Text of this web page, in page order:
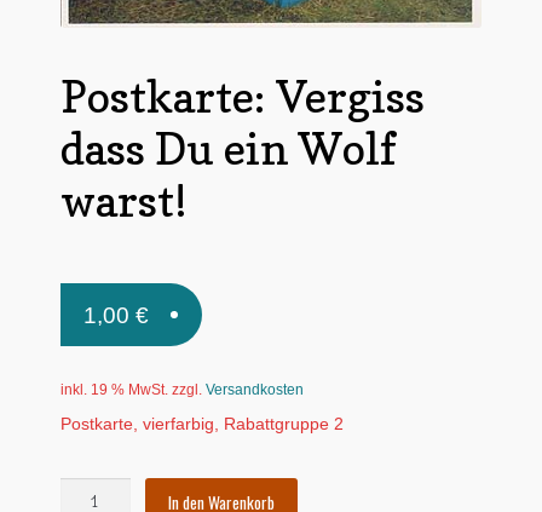
Schnäppchen
Dies + Das
Regional
Produkte nach Themen
Gummiertes Papier
Postkarte: Vergiss
dass Du ein Wolf
warst!
1,00 €
inkl. 19 % MwSt. zzgl. Versandkosten
Postkarte, vierfarbig, Rabattgruppe 2
In den Warenkorb